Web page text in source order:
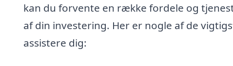
kan du forvente en række fordele og
af din investering. Her er nogle af de
assistere dig: